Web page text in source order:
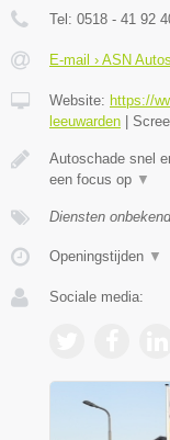
Tel: 0518 - 41 92
E-mail › ASN
Website: https://
leeuwarden
Autoschade snel
een focus op ▼
Diensten onbekend
Openingstijden ▼
Sociale media: